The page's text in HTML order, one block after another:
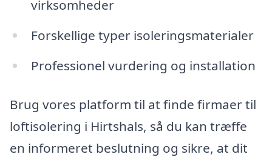
virksomheder
Forskellige typer isoleringsmaterialer
Professionel vurdering og installation
Brug vores platform til at finde firmaer til
loftisolering i Hirtshals, så du kan træffe
en informeret beslutning og sikre, at dit